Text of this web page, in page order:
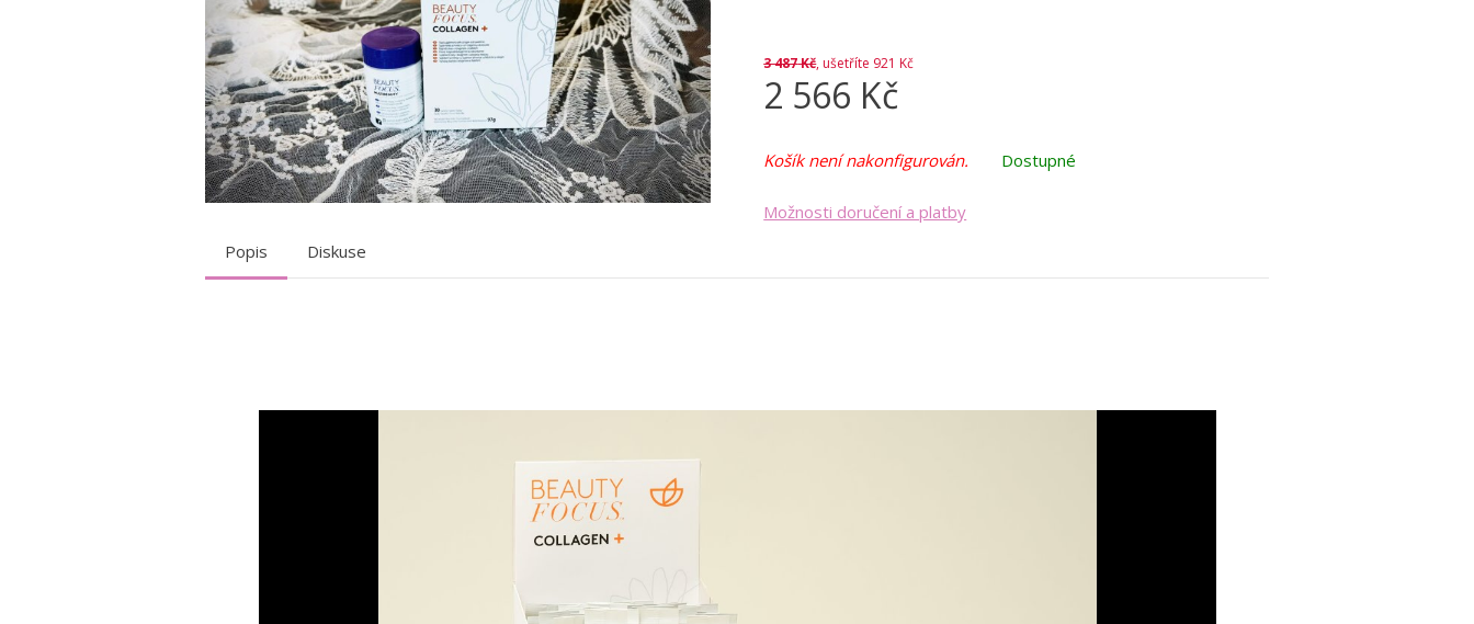
3 487Kč, ušetříte 921 Kč
2 566 Kč
Košík není nakonfigurován. Dostupné
Možnosti doručení a platby
Popis
Diskuse